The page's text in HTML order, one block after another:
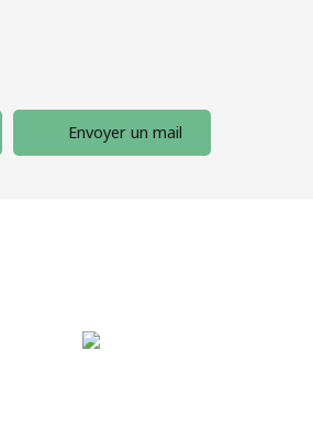
Envoyer un mail